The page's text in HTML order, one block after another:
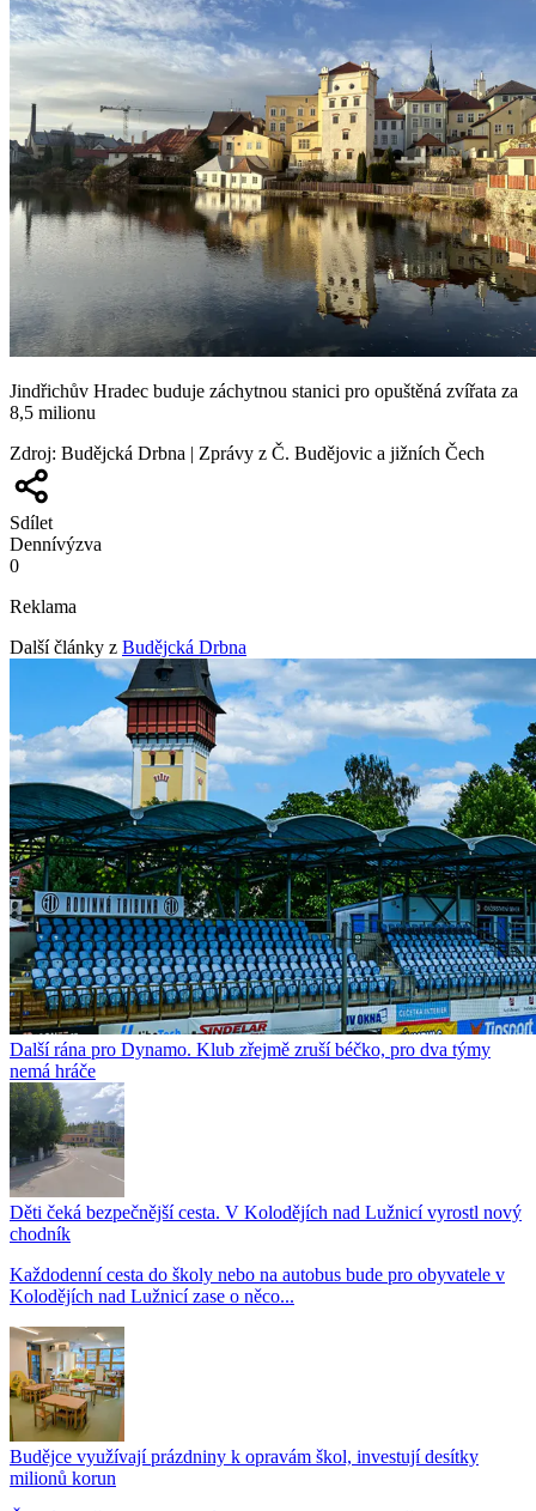
Jindřichův Hradec buduje záchytnou stanici pro opuštěná zvířata za
8,5 milionu
Zdroj: Budějcká Drbna | Zprávy z Č. Budějovic a jižních Čech
Sdílet
Dennívýzva
0
Reklama
Další články z Budějcká Drbna
Další rána pro Dynamo. Klub zřejmě zruší béčko, pro dva týmy
nemá hráče
Děti čeká bezpečnější cesta. V Kolodějích nad Lužnicí vyrostl nový
chodník
Každodenní cesta do školy nebo na autobus bude pro obyvatele v
Kolodějích nad Lužnicí zase o něco...
Budějce využívají prázdniny k opravám škol, investují desítky
milionů korun